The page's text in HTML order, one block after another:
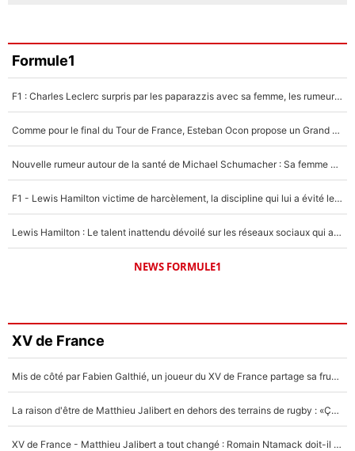
Formule1
F1 : Charles Leclerc surpris par les paparazzis avec sa femme, les rumeurs étaient vraies !
Comme pour le final du Tour de France, Esteban Ocon propose un Grand Prix de Formule 1 à Paris : «Autour de l’Arc de Triomphe, ce serait génial» !
Nouvelle rumeur autour de la santé de Michael Schumacher : Sa femme Corinna sort du silence
F1 - Lewis Hamilton victime de harcèlement, la discipline qui lui a évité le pire : «J'aurais probablement mal tourné»
Lewis Hamilton : Le talent inattendu dévoilé sur les réseaux sociaux qui a impressionné Kim Kardashian pendant leurs vacances en amoureux !
NEWS FORMULE1
XV de France
Mis de côté par Fabien Galthié, un joueur du XV de France partage sa frustration : «ils ne me l’ont pas dit tout de suite»
La raison d'être de Matthieu Jalibert en dehors des terrains de rugby : «Ça m'atteint autant que si tu touches à un membre de ma famille»
XV de France - Matthieu Jalibert a tout changé : Romain Ntamack doit-il s’inquiéter pour sa place à un an de la Coupe du monde ?